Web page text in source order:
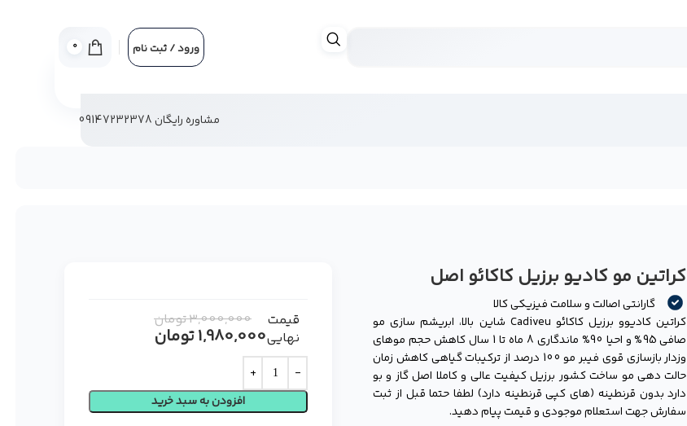
ورود / ثبت نام 0
مشاوره رایگان 09147232378
کراتین مو کادیو برزیل کاکائو اصل
گارانتی اصالت و سلامت فیزیکی کالا
کراتین کادیوو برزیل کاکائو Cadiveu شاین بالا، ابریشم سازی مو
صافی 95% و احیا 90% ماندگاری 8 ماه تا 1 سال کاهش حجم موهای
وزدار بازسازی قوی فیبر مو 100 درصد از ترکیبات گیاهی کاهش زمان
حالت دهی مو ساخت کشور برزیل کیفیت عالی و کاملا اصل گاز و بو
دارد بدون قرنطینه (های کپی قرنطینه دارد) لطفا حتما قبل از ثبت
سفارش جهت استعلام موجودی و قیمت پیام دهید.
قیمت
نهایی
3,000,000تومان
1,980,000تومان
افزودن به سبد خرید